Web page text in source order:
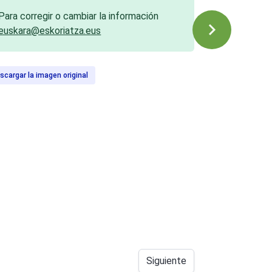
corregir o cambiar la información
la imagen original
Siguiente